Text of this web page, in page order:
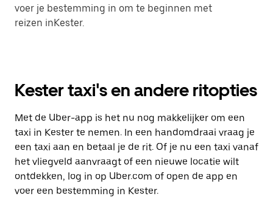
voer je bestemming in om te beginnen met
reizen inKester.
Kester taxi's en andere ritopties
Met de Uber-app is het nu nog makkelijker om een
taxi in Kester te nemen. In een handomdraai vraag je
een taxi aan en betaal je de rit. Of je nu een taxi vanaf
het vliegveld aanvraagt of een nieuwe locatie wilt
ontdekken, log in op Uber.com of open de app en
voer een bestemming in Kester.